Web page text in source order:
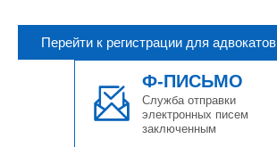
Перейти к регистрации для адвокатов
Ф-ПИСЬМО
Служба отправки
электронных писем
заключенным